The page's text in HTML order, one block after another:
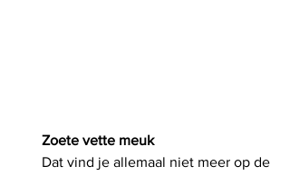
Zoete vette meuk